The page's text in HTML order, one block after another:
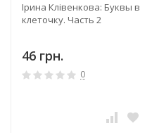
Ірина Клівенкова: Буквы в
клеточку. Часть 2
46 грн.
0